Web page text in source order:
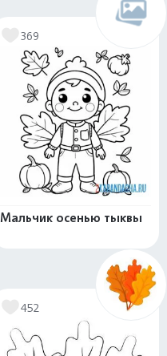
369
Мальчик осенью тыквы
452